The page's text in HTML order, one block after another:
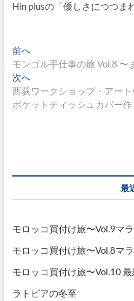
Hin plusの「優しさにつつま
投
稿
ナ
ビ
シ
前へ過
去
の
投
稿:
モンゴル手仕事の旅 Vol.8 〜
次へ次
の
投
西荻ワークショップ・アー
ポケットティッシュカバー作
最
モロッコ買付け旅〜Vol.9マ
モロッコ買付け旅〜Vol.8マ
モロッコ買付け旅〜Vol.10
ラトビアの冬至